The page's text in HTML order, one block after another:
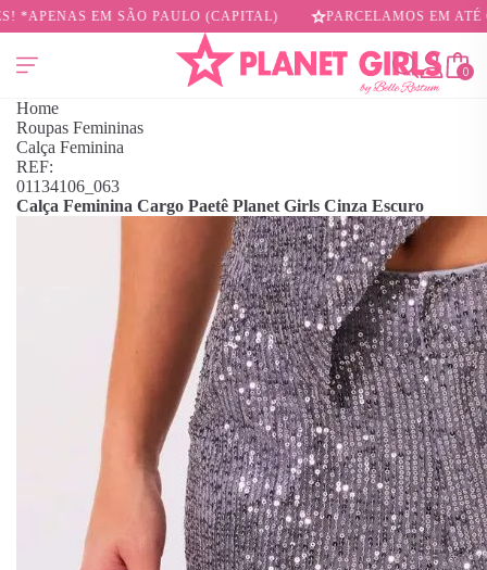
SÃO PAULO (CAPITAL) PARCELAMOS EM ATÉ 6X SEM JUROS
0
Home
Roupas Femininas
Calça Feminina
REF:
01134106_063
Calça Feminina Cargo Paetê Planet Girls Cinza Escuro